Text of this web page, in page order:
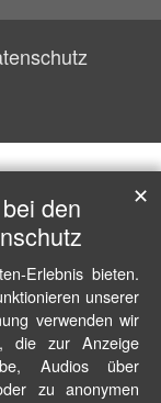
den
Erlebnis bieten.
unserer
verwenden wir
die zur Anzeige
Audios über
zu anonymen
✕